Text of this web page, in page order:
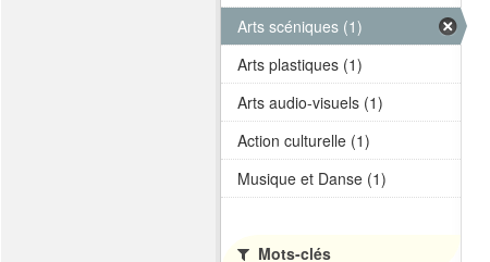
Arts scéniques (1)
Arts plastiques (1)
Arts audio-visuels (1)
Action culturelle (1)
Musique et Danse (1)
Mots-clés